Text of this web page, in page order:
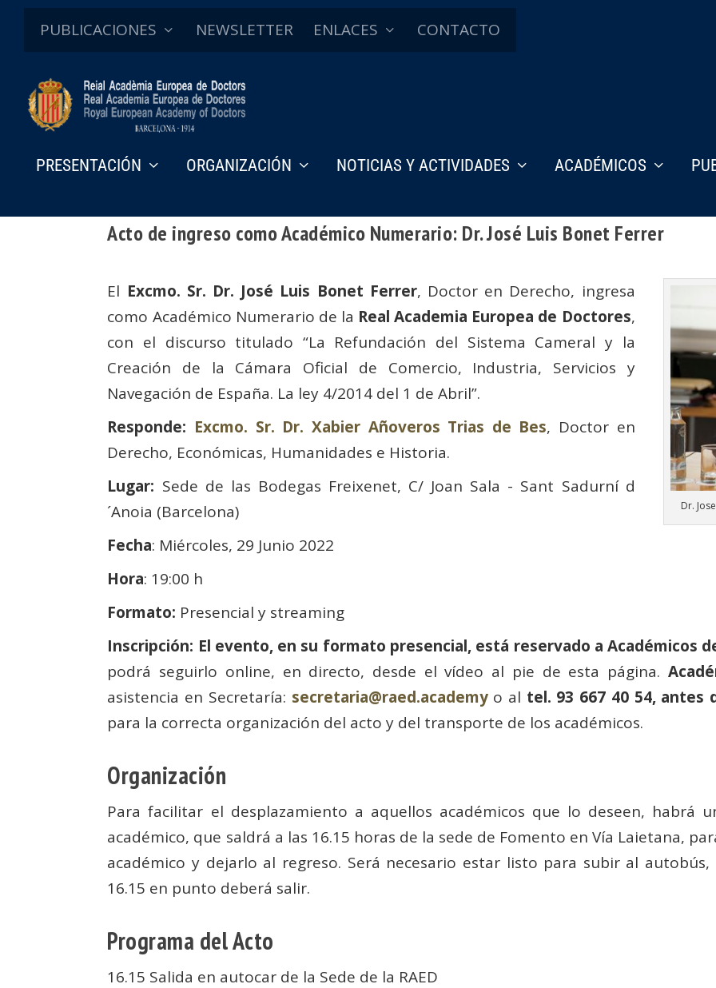
PUBLICACIONES NEWSLETTER ENLACES CONTACTO
PRESENTACIÓN ORGANIZACIÓN NOTICIAS Y ACTIVIDADES ACADÉMICOS
Acto de ingreso como Académico Numerario: Dr. José Luis Bonet Ferrer
Dr.
El Excmo. Sr. Dr. José Luis Bonet Ferrer, Doctor en Derecho, ingresa
como Académico Numerario de la Real Academia Europea de Doctores,
con el discurso titulado “La Refundación del Sistema Cameral y la
Creación de la Cámara Oficial de Comercio, Industria, Servicios y
Navegación de España. La ley 4/2014 del 1 de Abril”.
Responde: Excmo. Sr. Dr. Xabier Añoveros Trias de Bes, Doctor en
Derecho, Económicas, Humanidades e Historia.
Lugar: Sede de las Bodegas Freixenet, C/ Joan Sala - Sant Sadurní d
´Anoia (Barcelona)
Fecha: Miércoles, 29 Junio 2022
Hora: 19:00 h
Formato: Presencial y streaming
Inscripción: El evento, en su formato presencial, está reservado a Académicos
podrá seguirlo online, en directo, desde el vídeo al pie de esta página.
asistencia en Secretaría: secretaria@raed.academyo al tel. 93 667 40 54, antes
para la correcta organización del acto y del transporte de los académicos.
Organización
Para facilitar el desplazamiento a aquellos académicos que lo deseen, habrá
académico, que saldrá a las 16.15 horas de la sede de Fomento en Vía Laietana,
académico y dejarlo al regreso. Será necesario estar listo para subir al
16.15 en punto deberá salir.
Programa del Acto
16.15 Salida en autocar de la Sede de la RAED